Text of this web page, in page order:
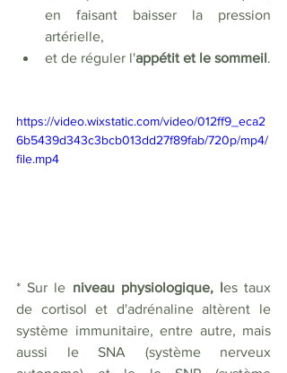
en faisant baisser la pression
artérielle,
et de réguler l'appétit et le sommeil.
https://video.wixstatic.com/video/012ff9_eca2
6b5439d343c3bcb013dd27f89fab/720p/mp4/
file.mp4
* Sur le niveau physiologique, les taux
de cortisol et d'adrénaline altèrent le
système immunitaire, entre autre, mais
aussi le SNA (système nerveux